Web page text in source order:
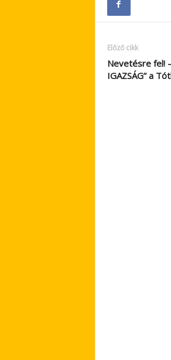
Előző cikk
Nevetésre fel!
IGAZSÁG” a